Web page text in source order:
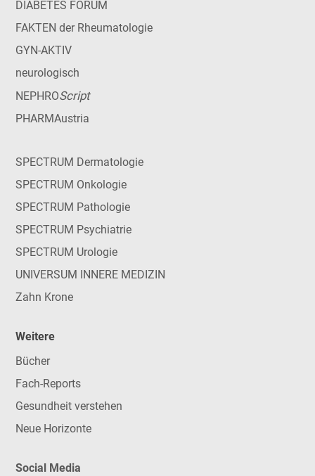
DIABETES FORUM
FAKTEN der Rheumatologie
GYN-AKTIV
neurologisch
NEPHROScript
PHARMAustria
SPECTRUM Dermatologie
SPECTRUM Onkologie
SPECTRUM Pathologie
SPECTRUM Psychiatrie
SPECTRUM Urologie
UNIVERSUM INNERE MEDIZIN
Zahn Krone
Weitere
Bücher
Fach-Reports
Gesundheit verstehen
Neue Horizonte
Social Media